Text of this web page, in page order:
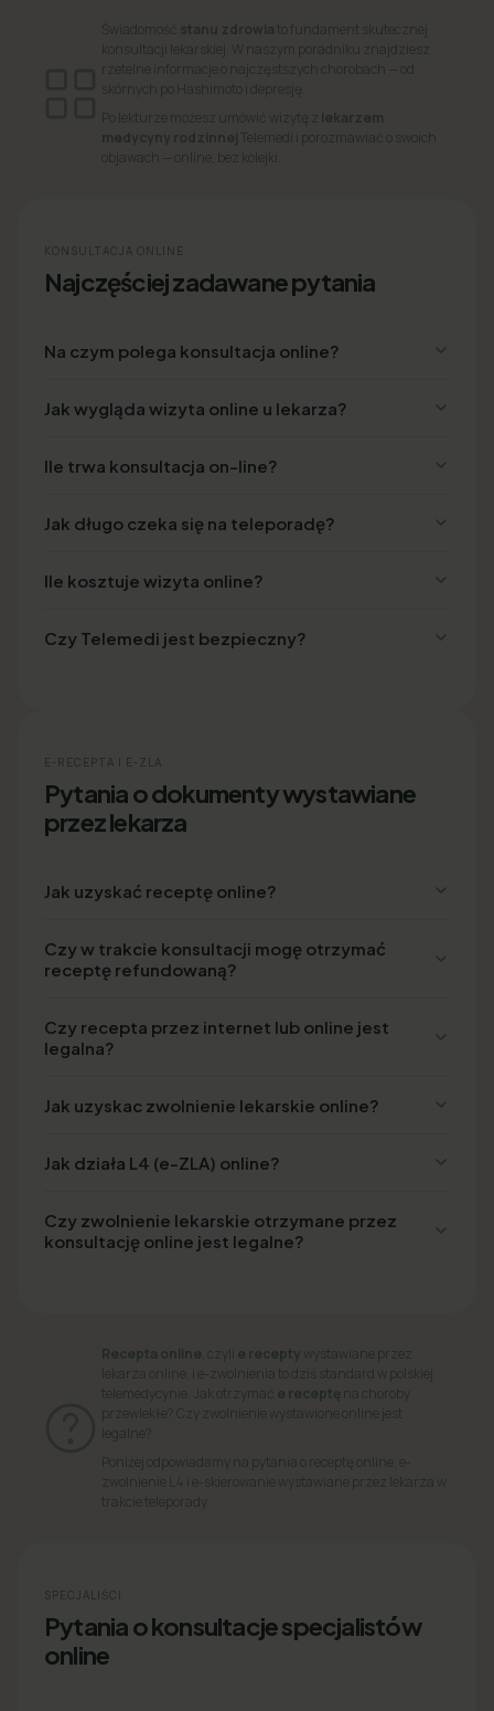
Świadomość stanu zdrowia to fundament skutecznej
konsultacji lekarskiej. W naszym poradniku znajdziesz
rzetelne informacje o najczęstszych chorobach — od
skórnych po Hashimoto i depresję.
Po lekturze możesz umówić wizytę z lekarzem
medycyny rodzinnej Telemedi i porozmawiać o swoich
objawach — online, bez kolejki.
KONSULTACJA ONLINE
Najczęściej zadawane pytania
Na czym polega konsultacja online?
Jak wygląda wizyta online u lekarza?
Ile trwa konsultacja on-line?
Jak długo czeka się na teleporadę?
Ile kosztuje wizyta online?
Czy Telemedi jest bezpieczny?
E-RECEPTA I E-ZLA
Pytania o dokumenty wystawiane
przez lekarza
Jak uzyskać receptę online?
Czy w trakcie konsultacji mogę otrzymać
receptę refundowaną?
Czy recepta przez internet lub online jest
legalna?
Jak uzyskac zwolnienie lekarskie online?
Jak działa L4 (e-ZLA) online?
Czy zwolnienie lekarskie otrzymane przez
konsultację online jest legalne?
Recepta online , czyli e recepty wystawiane przez
lekarza online, i e-zwolnienia to dziś standard w polskiej
telemedycynie. Jak otrzymać e receptę na choroby
przewlekłe? Czy zwolnienie wystawione online jest
legalne?
Poniżej odpowiadamy na pytania o receptę online, e-
zwolnienie L4 i e-skierowanie wystawiane przez lekarza w
trakcie teleporady.
SPECJALIŚCI
Pytania o konsultacje specjalistów
online